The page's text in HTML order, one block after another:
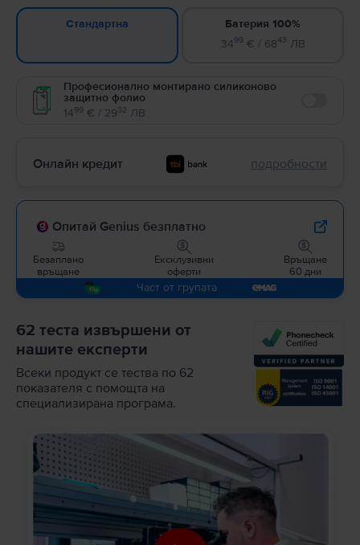
Стандартна
Батерия 100%
3499€ / 6843 ЛВ
Професионално монтирано силиконово
защитно фолио
1499 € / 2932 ЛВ
Онлайн кредит подробности
Опитай Genius безплатно
Безаплано
връщане
Ексклузивни
оферти
Връщане
60 дни
Част от групата
62 теста извършени от
нашите експерти
Всеки продукт се тества по 62
показателя с помощта на
специализирана програма.